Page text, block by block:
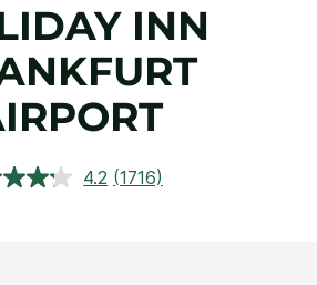
INN
4.2 閱
(1716)